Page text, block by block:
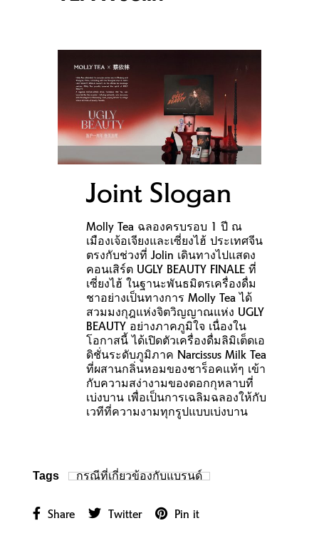
Joint Slogan
Molly Tea ฉลองครบรอบ 1 ปี ณ
เมืองเจ้อเจียงและเซี่ยงไฮ้ ประเทศจีน
ตรงกับช่วงที่ Jolin เดินทางไปแสดง
คอนเสิร์ต UGLY BEAUTY FINALE ที่
เซี่ยงไฮ้ ในฐานะพันธมิตรเครื่องดื่ม
ชาอย่างเป็นทางการ Molly Tea ได้
สวมมงกุฎแห่งจิตวิญญาณแห่ง UGLY
BEAUTY อย่างภาคภูมิใจ เนื่องใน
โอกาสนี้ ได้เปิดตัวเครื่องดื่มลิมิเต็ดเอ
ดิชั่นระดับภูมิภาค Narcissus Milk Tea
ที่ผสานกลิ่นหอมของชาร็อคแท้ๆ เข้า
กับความสง่างามของดอกกุหลาบที่
เบ่งบาน เพื่อเป็นการเฉลิมฉลองให้กับ
เวทีที่ความงามทุกรูปแบบเบ่งบาน
Tags กรณีที่เกี่ยวข้องกับแบรนด์
Share Twitter Pin it